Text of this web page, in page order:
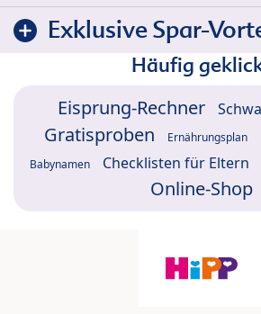
Exklusive Spar-
Häufig
Eisprung-Rechner
Gratisproben Ernährungsplan
Babynamen Checklisten für Eltern
Online-Shop